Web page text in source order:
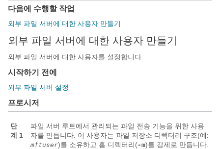
다음에 수행할 작업
외부 파일 서버에 대한 사용자 만들기
외부 파일 서버에 대한 사용자 만들기
외부 파일 서버에 대한 사용자를 설정합니다.
시작하기 전에
외부 파일 서버 설정
프로시저
단
계 1
파일 서버 루트에서 관리되는 파일 전송 기능을 위한 사용
자를 만듭니다. 이 사용자는 파일 저장소 디렉터리 구조(예:
mftuser)를 소유하고 홈 디렉터리(-m)를 강제로 만듭니다.